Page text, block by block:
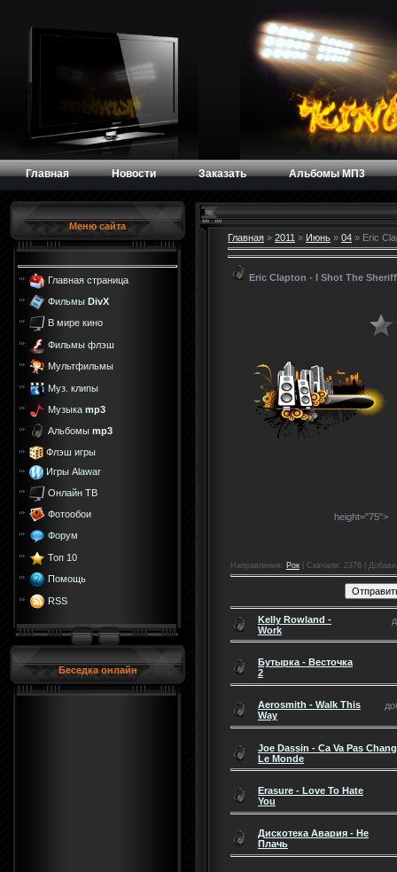
Главная Новости Заказать Альбомы МП3
Меню сайта
Главная страница
Фильмы DivX
В мире кино
Фильмы флэш
Мультфильмы
Муз. клипы
Музыка mp3
Альбомы mp3
Флэш игры
Игры Alawar
Онлайн ТВ
Фотообои
Форум
Топ 10
Помощь
RSS
Беседка онлайн
Главная » 2011 » Июнь » 04 » Eric
Eric Clapton - I Shot The Sheriff
height="75">
Направления : Рок Скачали: 2376 |
Kelly Rowland -
Work
Бутырка - Весточка
2
Aerosmith - Walk This
Way
Joe Dassin - Ca Va Pas
Le Monde
Erasure - Love To Hate
You
Дискотека Авария - Не
Плачь